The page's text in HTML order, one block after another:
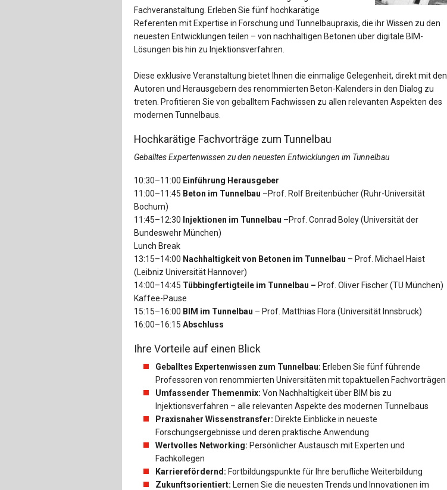
Bautechnikgeschichte
Brückenbau
Fachveranstaltung. Erleben Sie fünf hochkarätige
Referenten mit Expertise in Forschung und Tunnelbaupraxis, die ihr Wissen zu den
neuesten Entwicklungen teilen – von nachhaltigen Betonen über digitale BIM-
Lösungen bis hin zu Injektionsverfahren.
Diese exklusive Veranstaltung bietet Ihnen die einmalige Gelegenheit, direkt mit den
Autoren und Herausgebern des renommierten Beton-Kalenders in den Dialog zu
treten. Profitieren Sie von geballtem Fachwissen zu allen relevanten Aspekten des
modernen Tunnelbaus.
Hochkarätige Fachvorträge zum Tunnelbau
Geballtes Expertenwissen zu den neuesten Entwicklungen im Tunnelbau
10:30–11:00 Einführung Herausgeber
11:00–11:45 Beton im Tunnelbau –Prof. Rolf Breitenbücher (Ruhr-Universität
Bochum)
11:45–12:30 Injektionen im Tunnelbau –Prof. Conrad Boley (Universität der
Bundeswehr München)
Lunch Break
13:15–14:00 Nachhaltigkeit von Betonen im Tunnelbau – Prof. Michael Haist
(Leibniz Universität Hannover)
14:00–14:45 Tübbingfertigteile im Tunnelbau – Prof. Oliver Fischer (TU München)
Kaffee-Pause
15:15–16:00 BIM im Tunnelbau – Prof. Matthias Flora (Universität Innsbruck)
16:00–16:15 Abschluss
Ihre Vorteile auf einen Blick
Geballtes Expertenwissen zum Tunnelbau: Erleben Sie fünf führende
Professoren von renommierten Universitäten mit topaktuellen Fachvorträgen
Umfassender Themenmix: Von Nachhaltigkeit über BIM bis zu
Injektionsverfahren – alle relevanten Aspekte des modernen Tunnelbaus
Praxisnaher Wissenstransfer: Direkte Einblicke in neueste
Forschungsergebnisse und deren praktische Anwendung
Wertvolles Networking: Persönlicher Austausch mit Experten und
Fachkollegen
Karrierefördernd: Fortbildungspunkte für Ihre berufliche Weiterbildung
Zukunftsorientiert: Lernen Sie die neuesten Trends und Innovationen im